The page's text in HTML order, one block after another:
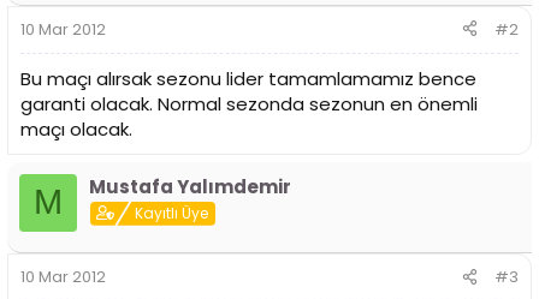
10 Mar 2012 #2
Bu maçı alırsak sezonu lider tamamlamamız bence
garanti olacak. Normal sezonda sezonun en önemli
maçı olacak.
M Mustafa Yalımdemir
Kayıtlı Üye
10 Mar 2012 #3